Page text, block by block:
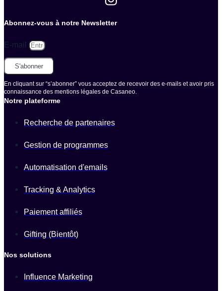
Abonnez-vous à notre Newsletter
E-mail
S'abonner
En cliquant sur “s’abonner” vous acceptez de recevoir des e-mails et avoir pris
connaissance des mentions légales de Casaneo.
Notre plateforme
Recherche de partenaires
Gestion de programmes
Automatisation d'emails
Tracking & Analytics
Paiement affiliés
Gifting (Bientôt)
Nos solutions
Influence Marketing